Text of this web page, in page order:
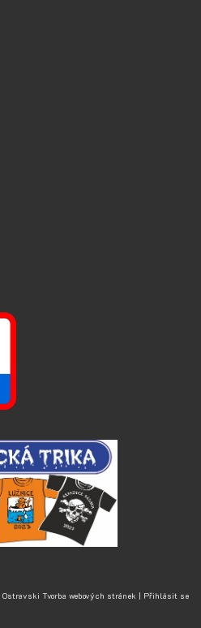
Ostravski Tvorba webových stránek | Přihlásit se